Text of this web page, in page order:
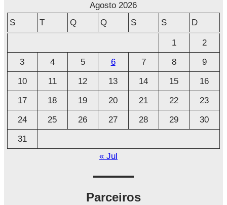
v
o
Agosto 2026
S
T Q Q S S D
1
2
3
4 5 6 7 8
9
10
11 12 13 14 15
16
17
18 19 20 21 22
23
24
25 26 27 28 29
30
31
« Jul
Parceiros